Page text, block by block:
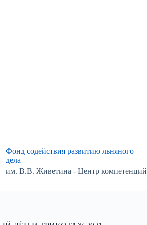
Фонд содействия развитию льняного
дела
им. В.В. Живетина - Центр компетенций